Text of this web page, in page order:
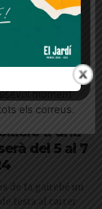
a una
del 5 al 7
de fa gairebé un
festa al carrer
tot
Jardí, dona el
moment
els correus.